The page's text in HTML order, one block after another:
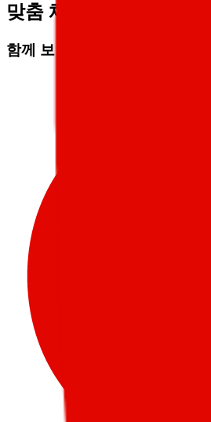
맞춤 채용 정보
함께 보면 좋은 관련 콘텐츠